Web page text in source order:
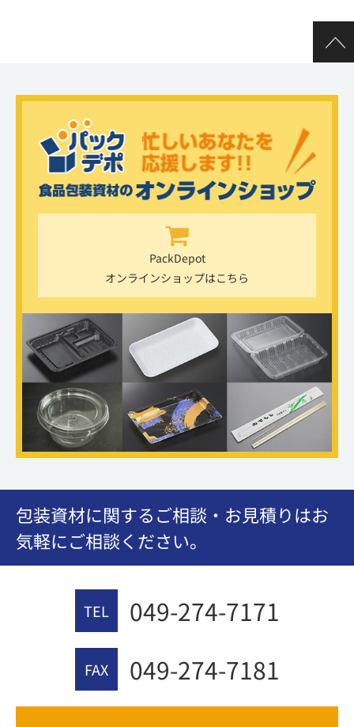
PackDepot
オンラインショップはこちら
包装資材に関するご相談・お見積りはお
気軽にご相談ください。
TEL 049-274-7171
FAX 049-274-7181